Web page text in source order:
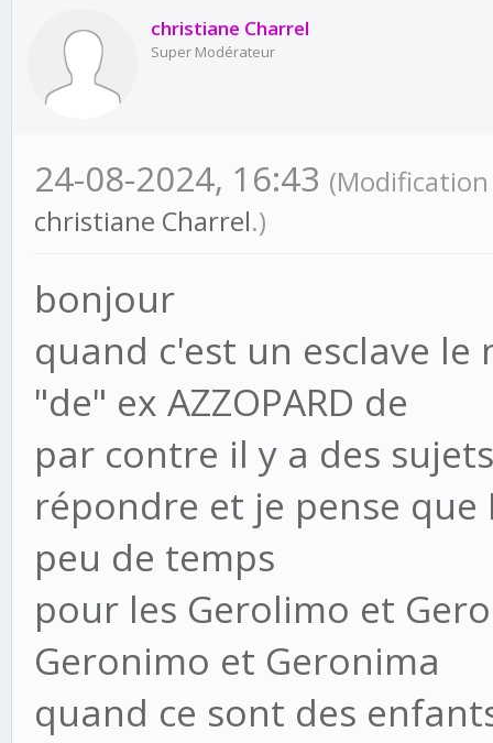
christiane Charrel
Super Modérateur
24-08-2024, 16:43
christiane Charrel.)
bonjour
quand c'est un esclave
"de" ex AZZOPARD de
par contre il y a des
répondre et je pense
peu de temps
pour les Gerolimo et
Geronimo et Geronima
quand ce sont des